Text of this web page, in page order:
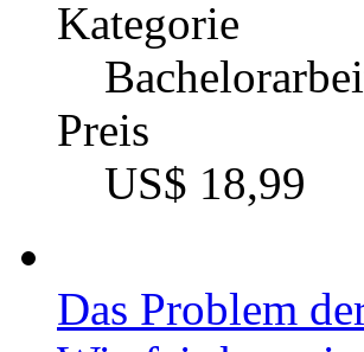
Kategorie
Preis
US$ 18,99
Das Problem